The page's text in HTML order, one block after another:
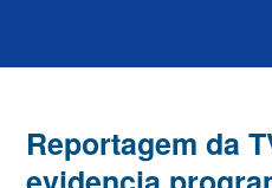
Reportagem da